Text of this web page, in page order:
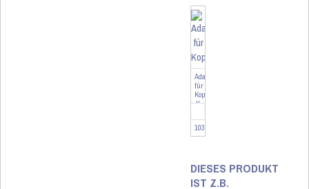
Adapter
für
Kopp
K
103096
DIESES PRODUKT
IST Z.B.